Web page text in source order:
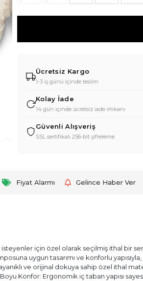
Ücretsiz Kargo
1-3 iş günü içinde teslim
Kolay İade
14 gün içinde ücretsiz iade imkanı
Güvenli Alışveriş
SSL sertifikalı 256-bit şifreleme
Fiyat Alarmı Gelince Haber Ver
için özel olarak seçilmiş ithal bir
uygun tasarımı ve konforlu
ve orijinal dokuya sahip özel ithal
Konfor: Ergonomik iç taban yapısı